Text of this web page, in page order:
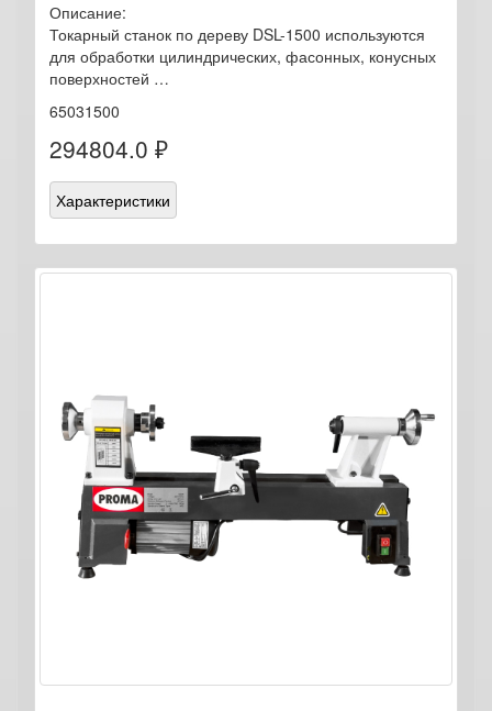
Описание:
Токарный станок по дереву DSL-1500 используются
для обработки цилиндрических, фасонных, конусных
поверхностей …
65031500
294804.0 ₽
Характеристики